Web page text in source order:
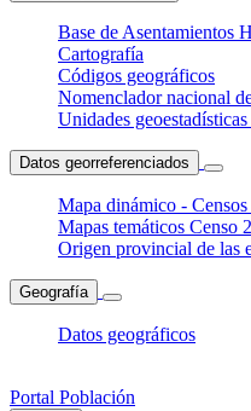
Base de Asentamientos
Cartografía
Códigos geográficos
Nomenclador nacional
Unidades
Datos georreferenciados
Mapa dinámico -
Mapas temáticos Censo
Origen provincial de las
Geografía
Datos geográficos
Portal Población